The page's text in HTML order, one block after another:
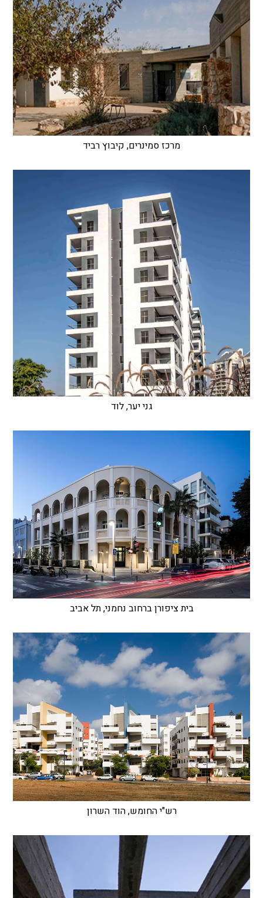
מרכז סמינרים, קיבוץ רביד
גני יער, לוד
בית ציפורן ברחוב נחמני, תל אביב
רש"י החומש, הוד השרון